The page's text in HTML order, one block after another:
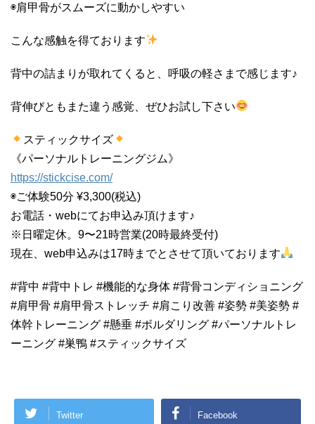
◉肩甲骨がスムーズに動かしやすい
こんな感触を得ております
背中の詰まりが取れてくると、呼吸の軽さまで感じます♪
背伸びともまた違う感覚、ぜひお試し下さい
スティックサイズ
《パーソナルトレーニングジム》
https://stickcise.com/
◉ご体験50分 ¥3,300(税込)
お電話・webにてお申込み頂けます♪
※日曜定休。9〜21時営業(20時最終受付)
現在、web申込みは17時までとさせて頂いております
#背中 #背中トレ #機能的な身体 #背骨コンディショニング
#肩甲骨 #肩甲骨ストレッチ #肩こり改善 #姿勢 #美姿勢 #
体幹トレーニング #懸垂 #ボルダリング #パーソナルトレ
ーニング #巣鴨 #スティックサイズ
Twitter Facebook